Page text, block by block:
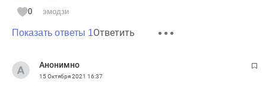
За это деньги платят.
Я примерно раз в квартал отвожу макулатуру
(рекламировать никого не буду - погуглите), денег выходит
макулатуры что-то полезное получится, а не просто она
сгорит. Так в чем проблема? Чего вы добиваетесь? Все,
0 эмодзи
Показать ответы 1Ответить
Анонимно
15 Октября 2021 16:37